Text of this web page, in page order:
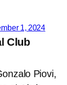
1, 2024
Club
Piovi,